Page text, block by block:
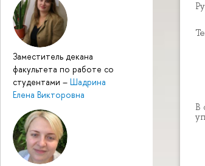
Заместитель декана
факультета по работе со
студентами – Шадрина
Елена Викторовна
В